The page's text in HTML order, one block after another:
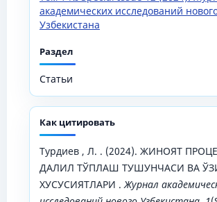
академических исследований
Узбекистана
Раздел
Статьи
Как цитировать
Турдиев , Л. . (2024). ЖИНОЯТ
ДАЛИЛ ТЎПЛАШ ТУШУНЧАСИ ВА
ХУСУСИЯТЛАРИ .Журнал